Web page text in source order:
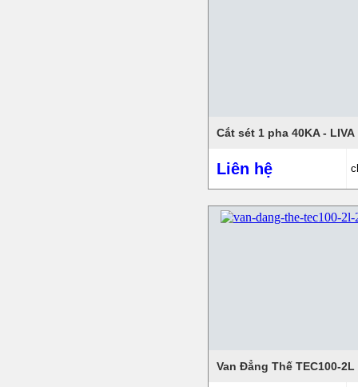
Cắt sét 1 pha 40KA - LIVA
Liên hệ
Van Đẳng Thế TEC100-2L